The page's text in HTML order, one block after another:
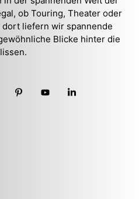
ob Touring, Theater oder
liefern wir spannende
Blicke hinter die